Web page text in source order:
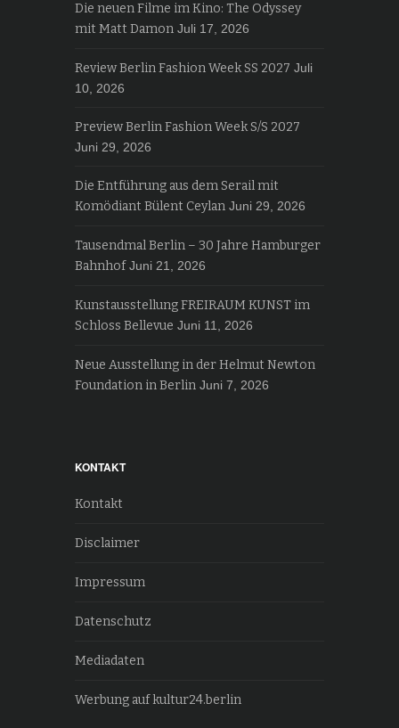
Die neuen Filme im Kino: The Odyssey
mit Matt Damon Juli 17, 2026
Review Berlin Fashion Week SS 2027 Juli
10, 2026
Preview Berlin Fashion Week S/S 2027
Juni 29, 2026
Die Entführung aus dem Serail mit
Komödiant Bülent Ceylan Juni 29, 2026
Tausendmal Berlin – 30 Jahre Hamburger
Bahnhof Juni 21, 2026
Kunstausstellung FREIRAUM KUNST im
Schloss Bellevue Juni 11, 2026
Neue Ausstellung in der Helmut Newton
Foundation in Berlin Juni 7, 2026
KONTAKT
Kontakt
Disclaimer
Impressum
Datenschutz
Mediadaten
Werbung auf kultur24.berlin